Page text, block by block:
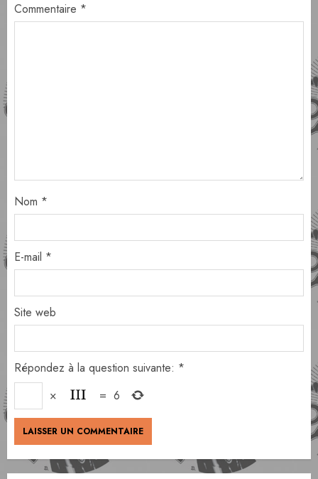
Commentaire *
Nom *
E-mail *
Site web
Répondez à la question suivante: *
×
= 6